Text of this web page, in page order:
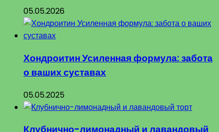
05.05.2026
Хондроитин Усиленная формула: забота
о ваших суставах
05.05.2025